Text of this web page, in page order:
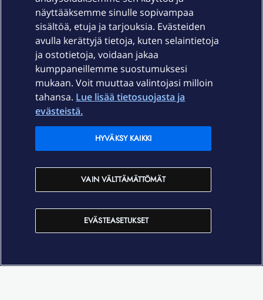
Palvelut
Ajankohtaista
Elisa Oyj
In English
näyttääksemme sinulle sopivampaa
sisältöä, etuja ja tarjouksia. Evästeiden
avulla kerättyjä tietoja, kuten selaintietoja
ja ostotietoja, voidaan jakaa
kumppaneillemme suostumuksesi
mukaan. Voit muuttaa valintojasi milloin
tahansa. Lue lisää tietosuojasta ja
evästeistä.
EVÄSTEASETUKSET
VAIN VÄLTTÄMÄTTÖMÄT
HYVÄKSY KAIKKI